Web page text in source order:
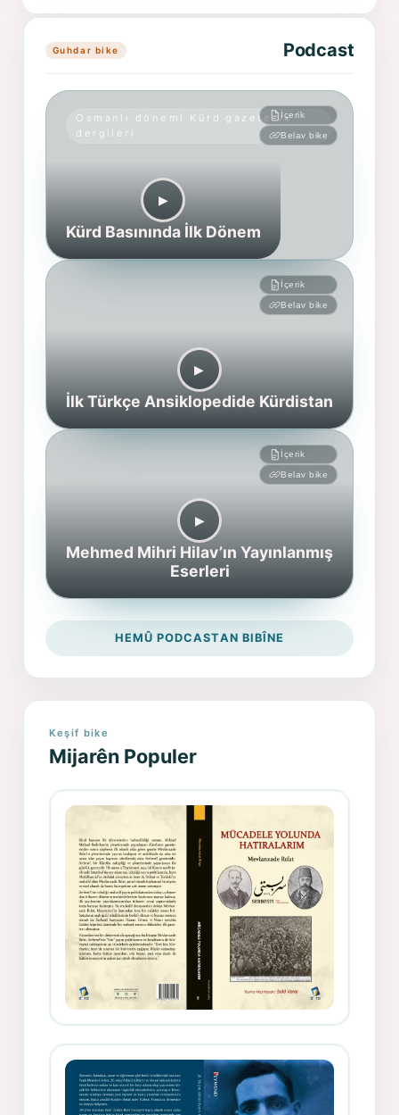
Guhdar bike Podcast
Osmanlı dönemi Kürd gazete ve
dergileri
İçerik
Belav bike
▶︎
Kürd Basınında İlk Dönem
İçerik
Belav bike
▶︎
İlk Türkçe Ansiklopedide Kürdistan
İçerik
Belav bike
▶︎
Mehmed Mihri Hilav’ın Yayınlanmış
Eserleri
HEMÛ PODCASTAN BIBÎNE
Keşif bike
Mijarên Populer
Siyasetçi Kimliğiyle Mevlanzade